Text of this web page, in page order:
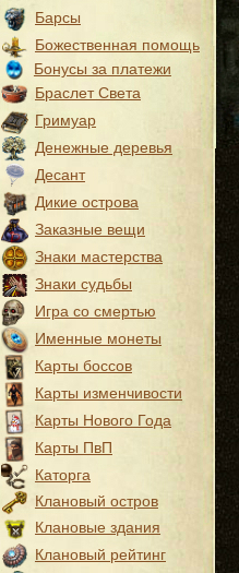
Барсы
Божественная помощь
Бонусы за платежи
Браслет Света
Гримуар
Денежные деревья
Десант
Дикие острова
Заказные вещи
Знаки мастерства
Знаки судьбы
Игра со смертью
Именные монеты
Карты боссов
Карты изменчивости
Карты Нового Года
Карты ПвП
Каторга
Клановый остров
Клановые здания
Клановый рейтинг